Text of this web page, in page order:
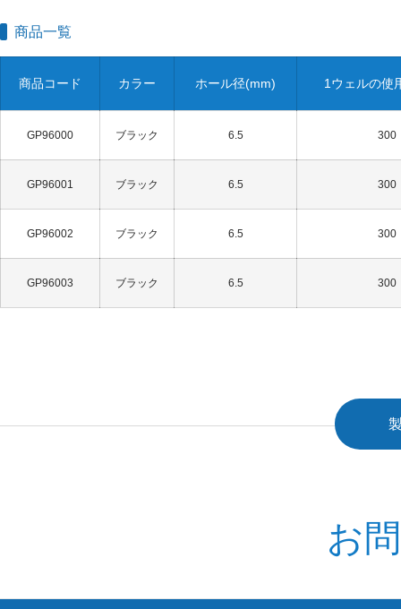
商品一覧
商品コード カラー ホール径(mm) 1ウェルの使
GP96000 ブラック 6.5 300
GP96001 ブラック 6.5 300
GP96002 ブラック 6.5 300
GP96003 ブラック 6.5 300
お